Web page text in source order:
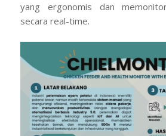
yang ergonomis dan
secara real-time.